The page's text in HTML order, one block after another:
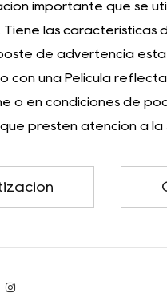
importante que se
las características
de advertencia
con una Película
o en condiciones de
presten atención a